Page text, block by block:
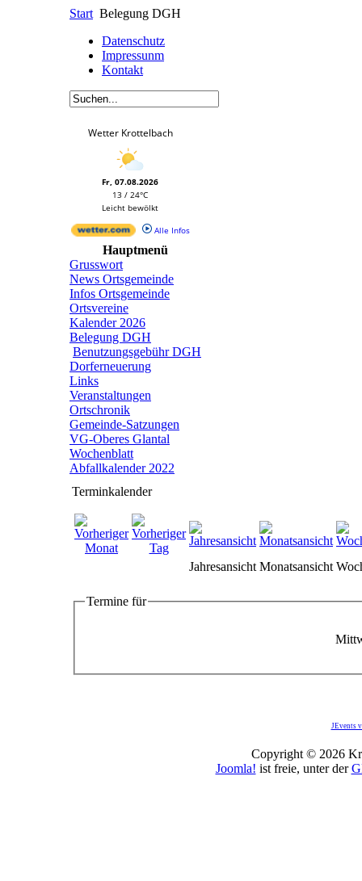
Start Belegung DGH
Datenschutz
Impressunm
Kontakt
Wetter Krottelbach
Fr, 07.08.2026
13 / 24°C
Leicht bewölkt
Alle Infos
Hauptmenü
Grusswort
News Ortsgemeinde
Infos Ortsgemeinde
Ortsvereine
Kalender 2026
Belegung DGH
Benutzungsgebühr DGH
Dorferneuerung
Links
Veranstaltungen
Ortschronik
Gemeinde-Satzungen
VG-Oberes Glantal
Wochenblatt
Abfallkalender 2022
Terminkalender
Jahresansicht Monatsansicht
Termine für
JEvents
Copyright © 2026
Joomla! ist freie, unter der